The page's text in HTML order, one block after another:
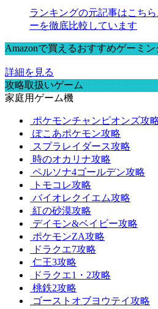
ランキングの元記事はこち
ーを徹底比較しています
Amazonで買えるおすすめゲーミ
詳細を見る
攻略取扱いゲーム
家庭用ゲーム機
ポケモンチャンピオンズ攻
ぽこあポケモン攻略
スプラレイダース攻略
時のオカリナ攻略
ペルソナ4ゴールデン攻略
トモコレ攻略
バイオレクイエム攻略
紅の砂漠攻略
デイモン&ベイビー攻略
ポケモンZA攻略
ドラクエ7攻略
仁王3攻略
ドラクエ1・2攻略
桃鉄2攻略
ゴーストオブヨウテイ攻略